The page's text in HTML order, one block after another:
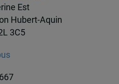
Est
Hubert-Aquin
3C5